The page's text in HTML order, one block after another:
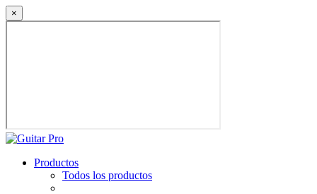
×
Productos
Todos los productos